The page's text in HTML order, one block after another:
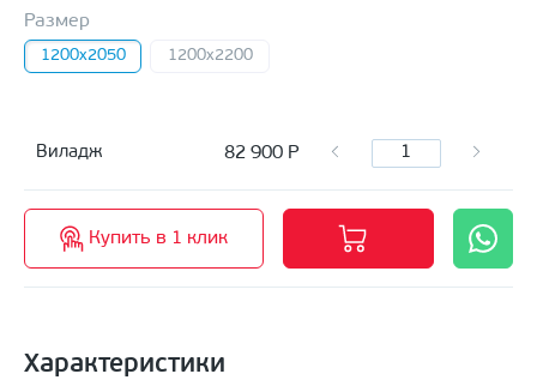
Размер
1200x2050 1200х2200
Виладж 82 900 Р
Купить в 1 клик
Характеристики